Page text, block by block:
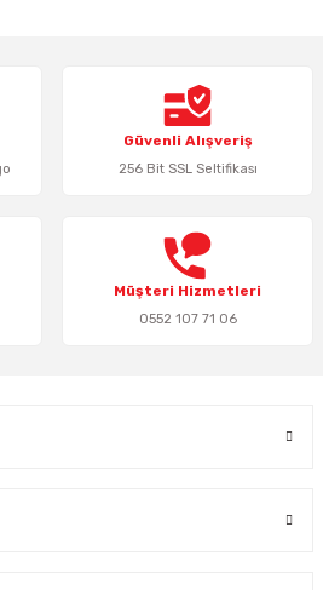
veya görüntülenemiyor.
bulunuyor.
olmalı.
Güvenli Alışveriş
256 Bit SSL Seltifikası
Müşteri Hizmetleri
0552 107 71 06